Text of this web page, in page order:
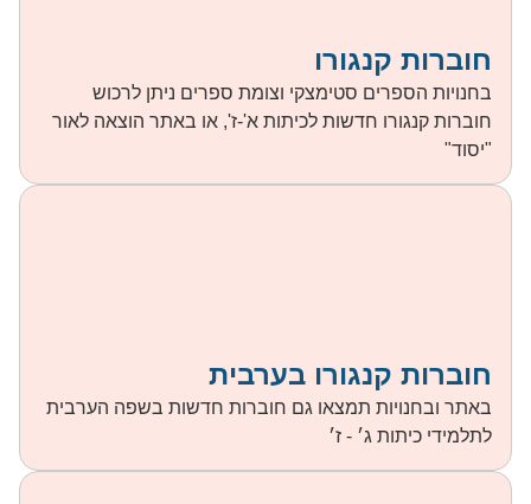
חוברות קנגורו
בחנויות הספרים סטימצקי וצומת ספרים ניתן לרכוש
חוברות קנגורו חדשות לכיתות א'-ז', או באתר הוצאה לאור
"יסוד"
חוברות קנגורו בערבית
באתר ובחנויות תמצאו גם חוברות חדשות בשפה הערבית
לתלמידי כיתות ג׳ - ז׳